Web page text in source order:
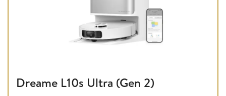
Dreame L10s Ultra (Gen 2)